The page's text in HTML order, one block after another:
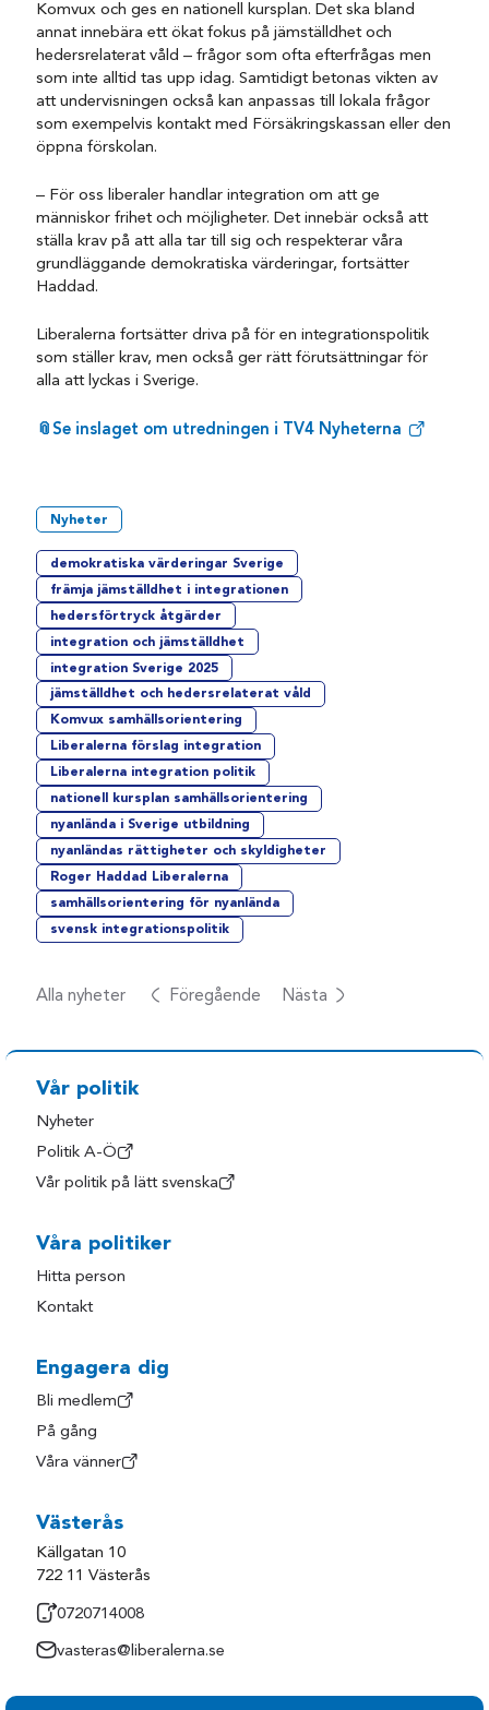
Komvux och ges en nationell kursplan. Det ska bland
annat innebära ett ökat fokus på jämställdhet och
hedersrelaterat våld – frågor som ofta efterfrågas men
som inte alltid tas upp idag. Samtidigt betonas vikten av
att undervisningen också kan anpassas till lokala frågor
som exempelvis kontakt med Försäkringskassan eller den
öppna förskolan.
– För oss liberaler handlar integration om att ge
människor frihet och möjligheter. Det innebär också att
ställa krav på att alla tar till sig och respekterar våra
grundläggande demokratiska värderingar, fortsätter
Haddad.
Liberalerna fortsätter driva på för en integrationspolitik
som ställer krav, men också ger rätt förutsättningar för
alla att lyckas i Sverige.
📎Se inslaget om utredningen i TV4 Nyheterna
Nyheter
demokratiska värderingar Sverige
främja jämställdhet i integrationen
hedersförtryck åtgärder
integration och jämställdhet
integration Sverige 2025
jämställdhet och hedersrelaterat våld
Komvux samhällsorientering
Liberalerna förslag integration
Liberalerna integration politik
nationell kursplan samhällsorientering
nyanlända i Sverige utbildning
nyanländas rättigheter och skyldigheter
Roger Haddad Liberalerna
samhällsorientering för nyanlända
svensk integrationspolitik
Alla nyheter Föregående Nästa
Vår politik
Nyheter
Politik A-Ö
Vår politik på lätt svenska
Våra politiker
Hitta person
Kontakt
Engagera dig
Bli medlem
På gång
Våra vänner
Västerås
Källgatan 10
722 11 Västerås
0720714008
vasteras@liberalerna.se